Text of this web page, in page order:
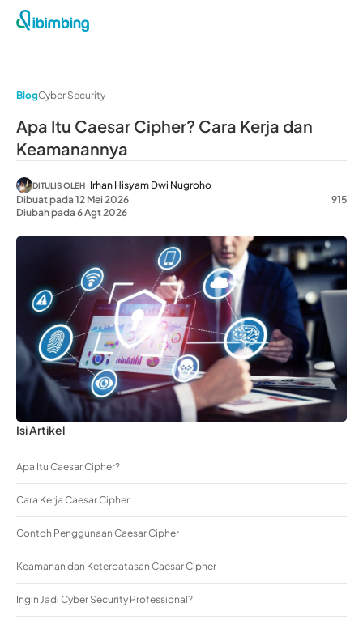
BlogCyber Security
Apa Itu Caesar Cipher? Cara Kerja dan
Keamanannya
DITULIS OLEH Irhan Hisyam Dwi Nugroho
Dibuat pada 12 Mei 2026
Diubah pada 6 Agt 2026
915
Isi Artikel
Apa Itu Caesar Cipher?
Cara Kerja Caesar Cipher
Contoh Penggunaan Caesar Cipher
Keamanan dan Keterbatasan Caesar Cipher
Ingin Jadi Cyber Security Professional?